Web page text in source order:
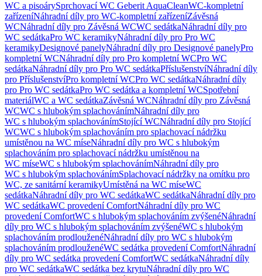
WC a pisoárySprchovací WC Geberit AquaCleanWC-kompletní
zařízeníNáhradní díly pro WC-kompletní zařízeníZávěsná
WCNáhradní díly pro Závěsná WCWC sedátkaNáhradní díly pro
WC sedátkaPro WC keramikyNáhradní díly pro Pro WC
keramikyDesignové panelyNáhradní díly pro Designové panelyPro
kompletní WCNáhradní díly pro Pro kompletní WCPro WC
sedátkaNáhradní díly pro Pro WC sedátkaPříslušenstvíNáhradní díly
pro PříslušenstvíPro kompletní WCPro WC sedátkaNáhradní díly
pro Pro WC sedátkaPro WC sedátka a kompletní WCSpotřební
materiálWC a WC sedátkaZávěsná WCNáhradní díly pro Závěsná
WCWC s hlubokým splachovánímNáhradní díly pro
WC s hlubokým splachovánímStojící WCNáhradní díly pro Stojící
WCWC s hlubokým splachováním pro splachovací nádržku
umístěnou na WC míseNáhradní díly pro WC s hlubokým
splachováním pro splachovací nádržku umístěnou na
WC míseWC s hlubokým splachovánímNáhradní díly pro
WC s hlubokým splachovánímSplachovací nádržky na omítku pro
WC, ze sanitární keramikyUmístěná na WC míseWC
sedátkaNáhradní díly pro WC sedátkaWC sedátkaNáhradní díly pro
WC sedátkaWC provedení ComfortNáhradní díly pro WC
provedení ComfortWC s hlubokým splachováním zvýšenéNáhradní
díly pro WC s hlubokým splachováním zvýšenéWC s hlubokým
splachováním prodlouženéNáhradní díly pro WC s hlubokým
splachováním prodlouženéWC sedátka provedení ComfortNáhradní
díly pro WC sedátka provedení ComfortWC sedátkaNáhradní díly
pro WC sedátkaWC sedátka bez krytuNáhradní díly pro WC